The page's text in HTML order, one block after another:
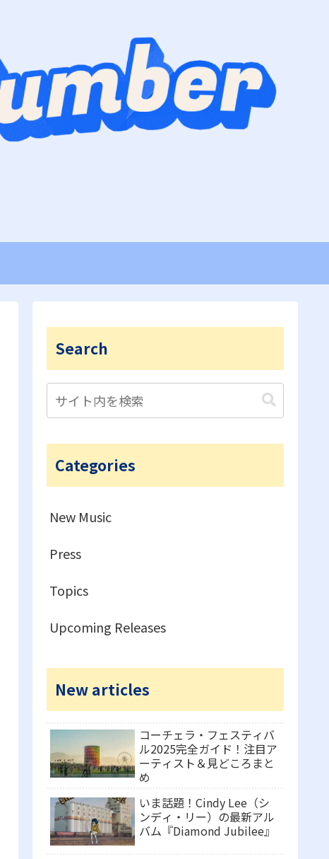
Search
Categories
New Music
Press
Topics
Upcoming Releases
New articles
コーチェラ・フェスティバ
ル2025完全ガイド！注目ア
ーティスト＆見どころまと
め
いま話題！Cindy Lee（シ
ンディ・リー）の最新アル
バム『Diamond Jubilee』